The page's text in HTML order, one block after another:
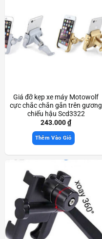
Giá đỡ kẹp xe máy Motowolf
cực chắc chắn gắn trên gương
chiếu hậu Scd3322
243.000₫
Thêm Vào Giỏ